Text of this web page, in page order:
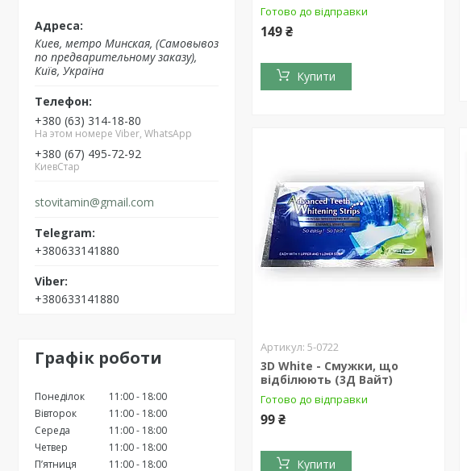
Киев, метро Минская, (Самовывоз
по предварительному заказу),
Київ, Україна
+380 (63) 314-18-80
На этом номере Viber, WhatsApp
+380 (67) 495-72-92
КиевСтар
stovitamin@gmail.com
+380633141880
+380633141880
Графік роботи
Понеділок 11:00
18:00
Вівторок
11:00
18:00
Середа
11:00
18:00
Четвер
11:00
18:00
Пʼятниця
11:00
18:00
Готово до відправки
149 ₴
Купити
5-0722
3D White - Смужки, що
відбілюють (3Д Вайт)
Готово до відправки
99 ₴
Купити